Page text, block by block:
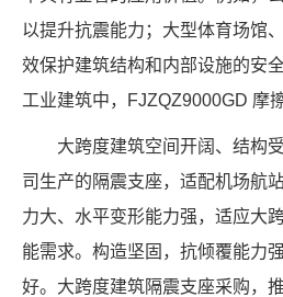
以提升抗震能力；大型体育场馆
效保护建筑结构和内部设施的安
工业建筑中，FJZQZ9000GD 摩
大跨度建筑空间开阔、结构
司生产的隔震支座，适配机场航
力大、水平变形能力强，适应大
能需求。构造坚固，抗倾覆能力
好。大跨度建筑隔震支座采购，